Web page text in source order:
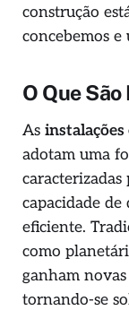
construção
concebemos e
O Que
As instalações
adotam uma
capacidade
eficiente.
como
ganham
tornando-se